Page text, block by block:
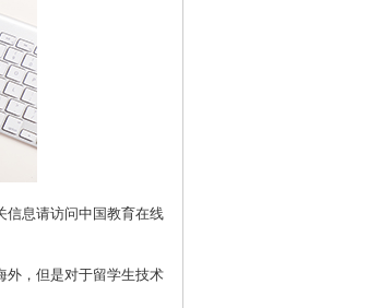
信息请访问中国教育在线
外，但是对于留学生技术